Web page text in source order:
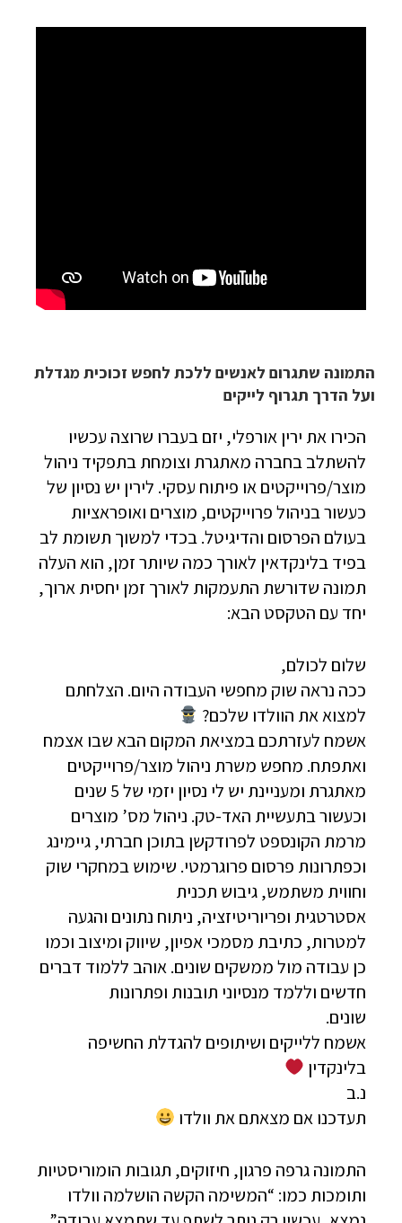
התמונה שתגרום לאנשים ללכת לחפש זכוכית מגדלת
ועל הדרך תגרוף לייקים
הכירו את ירין אורפלי, יזם בעברו שרוצה עכשיו
להשתלב בחברה מאתגרת וצומחת בתפקיד ניהול
מוצר/פרוייקטים או פיתוח עסקי. לירין יש נסיון של
כעשור בניהול פרוייקטים, מוצרים ואופראציות
בעולם הפרסום והדיגיטל. בכדי למשוך תשומת לב
בפיד בלינקדאין לאורך כמה שיותר זמן, הוא העלה
תמונה שדורשת התעמקות לאורך זמן יחסית ארוך,
יחד עם הטקסט הבא:
שלום לכולם,
ככה נראה שוק מחפשי העבודה היום. הצלחתם
למצוא את הוולדו שלכם?
אשמח לעזרתכם במציאת המקום הבא שבו אצמח
ואתפתח. מחפש משרת ניהול מוצר/פרוייקטים
מאתגרת ומעניינת יש לי נסיון יזמי של 5 שנים
וכעשור בתעשיית האד-טק. ניהול מס’ מוצרים
מרמת הקונספט לפרודקשן בתוכן חברתי, גיימינג
וכפתרונות פרסום פרוגרמטי. שימוש במחקרי שוק
וחווית משתמש, גיבוש תכנית
אסטרטגית ופריוריטיזציה, ניתוח נתונים והגעה
למטרות, כתיבת מסמכי אפיון, שיווק ומיצוב וכמו
כן עבודה מול ממשקים שונים. אוהב ללמוד דברים
חדשים וללמד מנסיוני תובנות ופתרונות
שונים.
אשמח ללייקים ושיתופים להגדלת החשיפה
בלינקדין
נ.ב
תעדכנו אם מצאתם את וולדו
התמונה גרפה פרגון, חיזוקים, תגובות הומוריסטיות
ותומכות כמו: “המשימה הקשה הושלמה וולדו